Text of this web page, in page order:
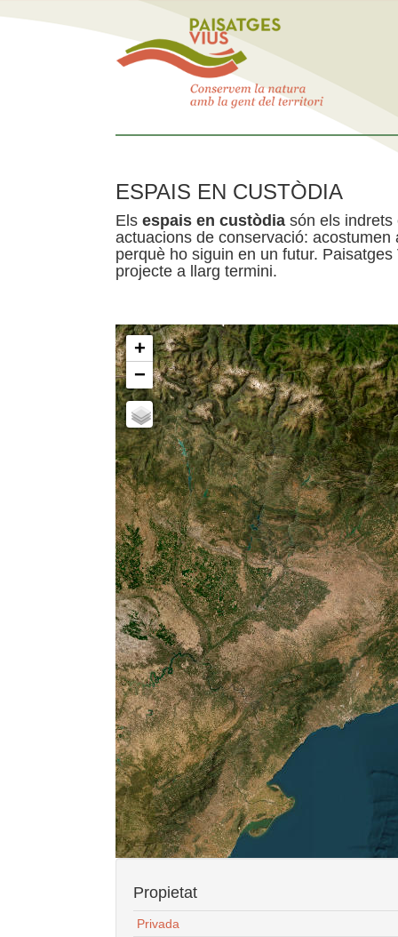
ESPAIS EN CUSTÒDIA
Els espais en custòdia són els indrets
actuacions de conservació:
perquè ho siguin en un futur.
projecte a llarg termini.
+
−
Propietat
Privada